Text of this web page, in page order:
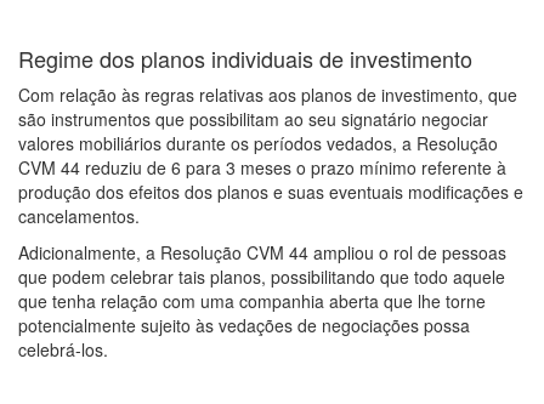
Regime dos planos individuais de investimento
Com relação às regras relativas aos planos de investimento, que
são instrumentos que possibilitam ao seu signatário negociar
valores mobiliários durante os períodos vedados, a Resolução
CVM 44 reduziu de 6 para 3 meses o prazo mínimo referente à
produção dos efeitos dos planos e suas eventuais modificações e
cancelamentos.
Adicionalmente, a Resolução CVM 44 ampliou o rol de pessoas
que podem celebrar tais planos, possibilitando que todo aquele
que tenha relação com uma companhia aberta que lhe torne
potencialmente sujeito às vedações de negociações possa
celebrá-los.